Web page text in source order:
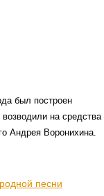
был построен
на средства
Андрея Воронихина.
песни